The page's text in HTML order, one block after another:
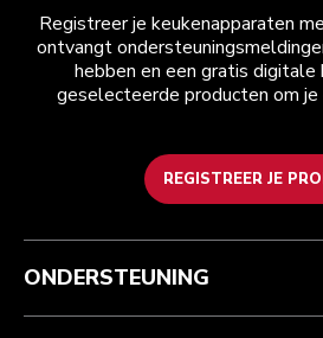
Registreer je keukenapparaten
ontvangt
hebben en een gratis digitale
geselecteerde producten om
REGISTREER JE
Health check
Je bestelling volgen
Garantie en documenten
Recupel
Algemene voorwaarden
Retournering en terugbetaling
Imprint
ODR
Het merk
Zoek een winkel
ONDERSTEUNING